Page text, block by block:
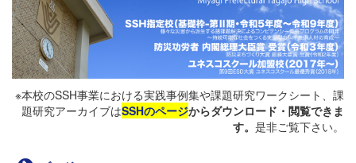
※本校のSSH事業における実践事例集や課題研究ワークシート、課
題研究アーカイブはSSHのページからダウンロード・閲覧できま
す。 是非ご覧下さい。